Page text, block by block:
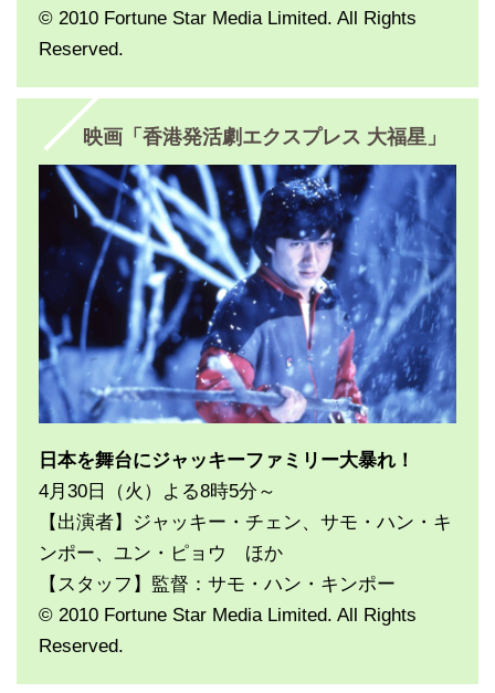
© 2010 Fortune Star Media Limited. All Rights
Reserved.
映画「香港発活劇エクスプレス 大福星」
日本を舞台にジャッキーファミリー大暴れ！
4月30日（火）よる8時5分～
【出演者】ジャッキー・チェン、サモ・ハン・キ
ンポー、ユン・ピョウ ほか
【スタッフ】監督：サモ・ハン・キンポー
© 2010 Fortune Star Media Limited. All Rights
Reserved.